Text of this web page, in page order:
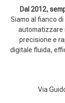
Via
Dal 2012,
Siamo al fianco
automatizzare
precisione e
digitale fluida,